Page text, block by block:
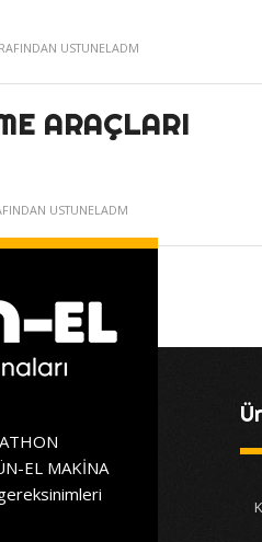
USTUNELADM
ARAÇLARI
USTUNELADM
EL MAKİNA